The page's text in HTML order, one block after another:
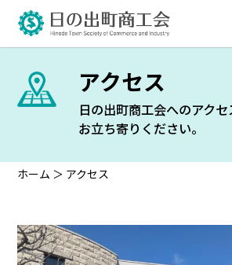
アクセス
日の出町商工会へのアク
お立ち寄りください。
ホーム ＞ アクセス